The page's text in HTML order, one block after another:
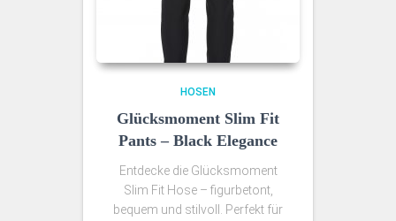
HOSEN
Glücksmoment Slim Fit
Pants – Black Elegance
Entdecke die Glücksmoment
Slim Fit Hose – figurbetont,
bequem und stilvoll. Perfekt für